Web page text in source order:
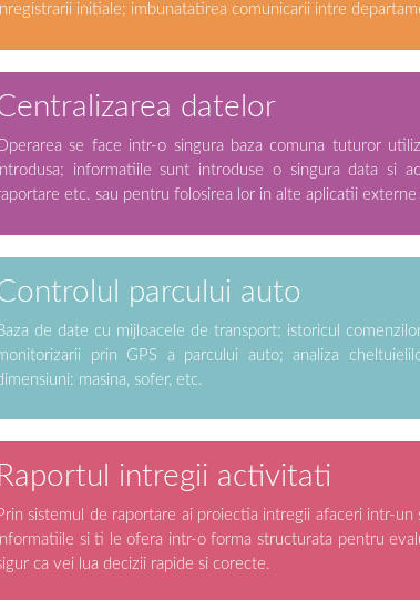
initiale; imbunatatirea comunicarii intre
datelor
se face intr-o singura baza comuna tuturor
informatiile sunt introduse o singura data si
etc. sau pentru folosirea lor in alte aplicatii
parcului auto
de date cu mijloacele de transport; istoricul
prin GPS a parcului auto; analiza
masina, sofer, etc.
Raportul intregii activitati
sistemul de raportare ai proiectia intregii afaceri intr-
si ti le ofera intr-o forma structurata pentru
ca vei lua decizii rapide si corecte.